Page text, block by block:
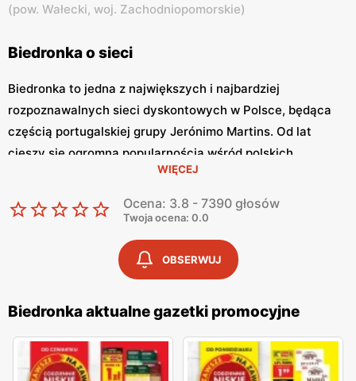
(pow. Wałecki, woj. Zachodniopomorskie)
Biedronka o sieci
Biedronka to jedna z największych i najbardziej
rozpoznawalnych sieci dyskontowych w Polsce, będąca
częścią portugalskiej grupy Jerónimo Martins. Od lat
cieszy się ogromną popularnością wśród polskich
konsumentów, oferując szeroki asortyment produktów
spożywczych i przemysłowych w atrakcyjnych niskich
cenach. Klienci cenią sobie bogaty wybór, częste
promocje oraz doskonałą jakość oferowanych produktów.
Jednym z kluczowych elementów strategii marketingowej
Biedronka gazetka promocyjna
się regularnie i informuje o najnowszych ofertach.
Gazetka promocyjna Biedronka
, publikowana co tydzień,
prezentuje aktualne promocje, specjalne oferty i
sezonowe wyprzedaże, dzięki czemu klienci mogą
WIĘCEJ
Ocena: 3.8 - 7390 głosów
Twoja ocena: 0.0
OBSERWUJ
Biedronka aktualne gazetki promocyjne